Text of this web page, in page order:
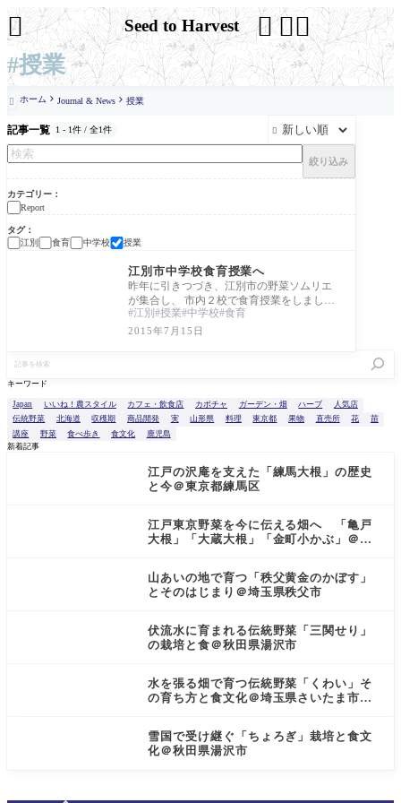
#授業
Seed to Harvest 

 ホーム Journal & News 授業
記事一覧 1 - 1件 / 全1件 
絞り込み
カテゴリー
Report
タグ
江別
食育 中学校 授業
Report
江別市中学校食育授業へ
昨年に引きつづき、江別市の野菜ソムリエ
が集合し、 市内２校で食育授業をしまし
た。 思えば昨年、 シニア野菜ソムリエの受
験直前
江別 授業 中学校 食育
2015年7月15日
を
索
キーワード
Japan いいね！農スタイル カフェ・飲食店 カボチャ ガーデン・畑 ハーブ
人気店
伝統野菜
北海道 収穫期 商品開発 実 山形県 料理 東京都 果物 直売所 花
苗
講座
野菜 食べ歩き 食文化
鹿児島
新着記事
江戸の沢庵を支えた「練馬大根」の歴史
と今＠東京都練馬区
江戸東京野菜を今に伝える畑へ 「亀戸
大根」「大蔵大根」「金町小かぶ」＠東
山あいの地で育つ「秩父黄金のかぼす」
とそのはじまり＠埼玉県秩父市
伏流水に育まれる伝統野菜「三関せり」
の栽培と食＠秋田県湯沢市
水を張る畑で育つ伝統野菜「くわい」そ
の育ち方と食文化＠埼玉県さいたま市見
雪国で受け継ぐ「ちょろぎ」栽培と食文
化＠秋田県湯沢市